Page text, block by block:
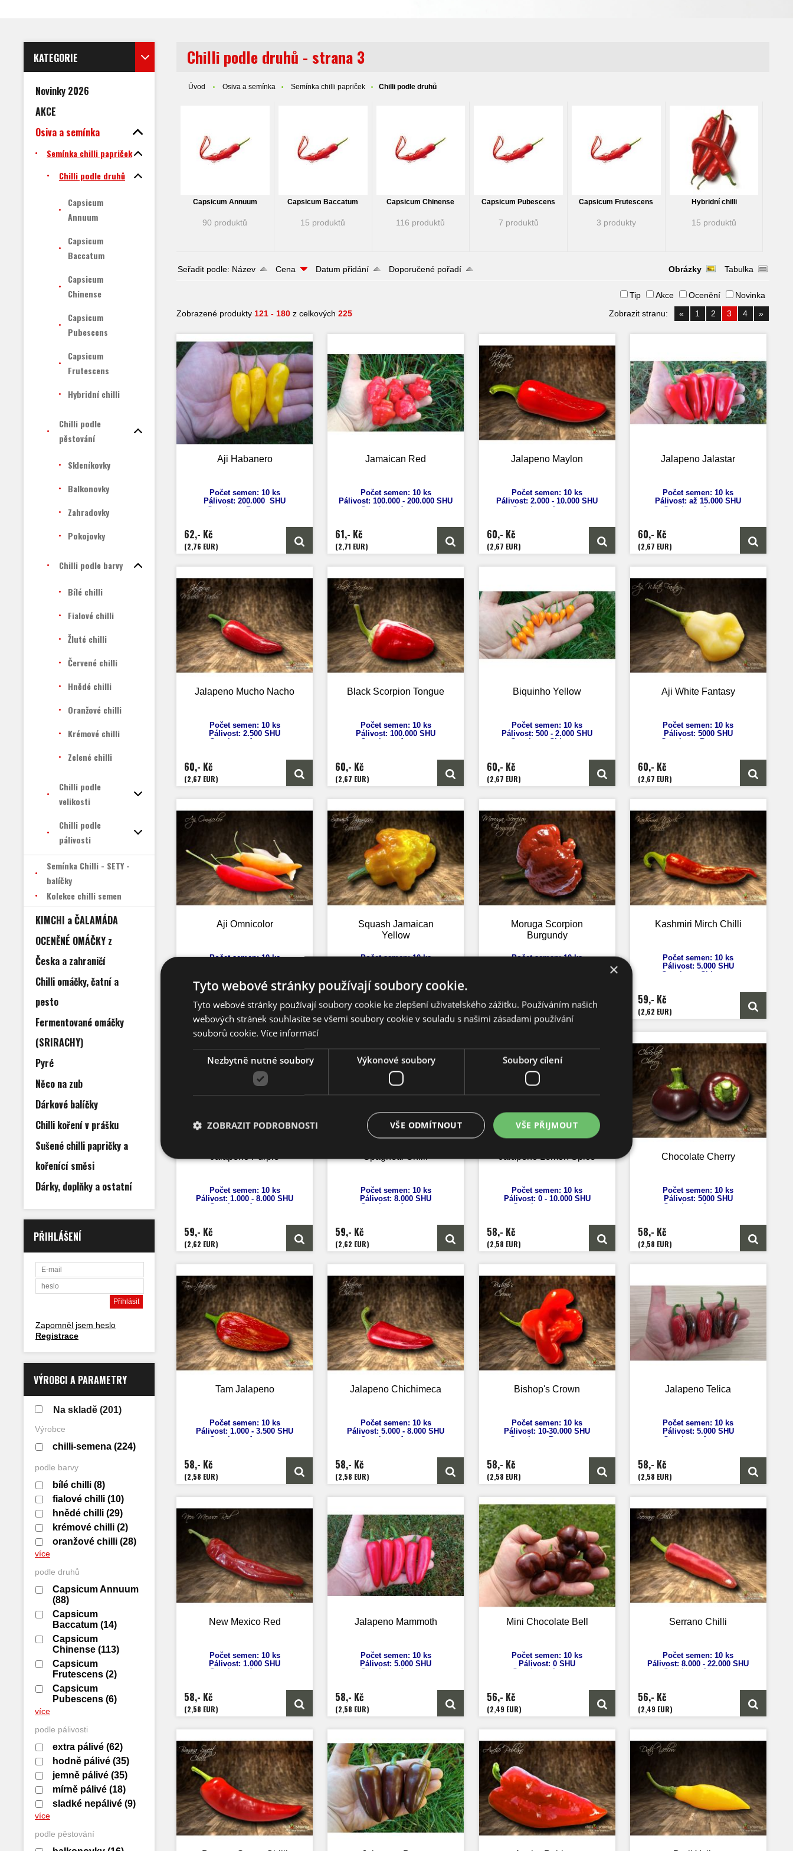
KATEGORIE
Novinky 2026
AKCE
Osiva a semínka
Semínka chilli papriček
Chilli podle druhů
Capsicum
Annuum
Capsicum
Baccatum
Capsicum
Chinense
Capsicum
Pubescens
Capsicum
Frutescens
Hybridní chilli
Chilli podle
pěstování
Skleníkovky
Balkonovky
Zahradovky
Pokojovky
Chilli podle barvy
Bílé chilli
Fialové chilli
Žluté chilli
Červené chilli
Hnědé chilli
Oranžové chilli
Krémové chilli
Zelené chilli
Chilli podle
velikosti
Chilli podle
pálivosti
Semínka Chilli - SETY -
balíčky
Kolekce chilli semen
KIMCHI a ČALAMÁDA
OCENĚNÉ OMÁČKY z
Česka a zahraničí
Chilli omáčky, čatní a
pesto
Fermentované omáčky
(SRIRACHY)
Pyré
Něco na zub
Dárkové balíčky
Chilli koření v prášku
Sušené chilli papričky a
kořenící směsi
Dárky, doplňky a ostatní
PŘIHLÁŠENÍ
Zapomněl jsem heslo
Registrace
VÝROBCI A PARAMETRY
Na skladě (201)
Výrobce
chilli-semena (224)
podle barvy
bílé chilli (8)
fialové chilli (10)
hnědé chilli (29)
krémové chilli (2)
oranžové chilli (28)
více
podle druhů
Capsicum Annuum
(88)
Capsicum
Baccatum (14)
Capsicum
Chinense (113)
Capsicum
Frutescens (2)
Capsicum
Pubescens (6)
více
podle pálivosti
extra pálivé (62)
hodně pálivé (35)
jemně pálivé (35)
mírně pálivé (18)
sladké nepálivé (9)
více
podle pěstování
Chilli podle druhů - strana 3
Úvod Osiva a semínka Semínka chilli papriček Chilli podle druhů
Capsicum Annuum
90 produktů
Capsicum Baccatum
15 produktů
Capsicum Chinense
116 produktů
Capsicum Pubescens
7 produktů
Capsicum Frutescens
3 produkty
Hybridní chilli
15 produktů
Seřadit podle: Název Cena Datum přidání Doporučené pořadí Obrázky Tabulka
Tip Akce Ocenění
Novinka
Zobrazené produkty 121 - 180 z celkových225 Zobrazit stranu: « 1 2 3 4 »
Aji Habanero
Počet semen: 10 ks
Pálivost: 200.000 SHU
Capsicum Baccatum
Velikost plodů: 4 - 6 cm
Původ: Kostarika (Kuba)
62,- Kč
(2,76 EUR)
Jamaican Red
Počet semen: 10 ks
Pálivost: 100.000 - 200.000 SHU
Capsicum
Annuum
Velikost plodů: 4 - 7 cm
61,- Kč
(2,71 EUR)
Jalapeno Maylon
Počet semen: 10 ks
Pálivost: 2.000 -10.000 SHU
Capsicum
Annuum
Velikost plodů: až 12 cm
Původ: Mexiko
60,- Kč
(2,67 EUR)
Jalapeno Jalastar
Počet semen: 10 ks
Pálivost: až 15.000 SHU
Capsicum Annuum
Původ: Mexico
60,- Kč
(2,67 EUR)
Jalapeno Mucho Nacho
Počet semen: 10 ks
Pálivost:2.500 SHU
Capsicum
Annuum
Velikost plodů: 7-10 cm
60,- Kč
(2,67 EUR)
Black Scorpion Tongue
Počet semen: 10 ks
Pálivost: 100.000 SHU
Capsicum
Annuum
60,- Kč
(2,67 EUR)
Biquinho Yellow
Počet semen: 10 ks
Pálivost: 500 - 2.000 SHU
Capsicum Chinense
Velikost plodů: 2 - 3 cm
Zrání: 90 - 100 dnů
Původ: Brazílie
60,- Kč
(2,67 EUR)
Aji White Fantasy
Počet semen: 10 ks
Pálivost: 5000 SHU
Capsicum Baccatum
Původ: Kanárské ostrovy
60,- Kč
(2,67 EUR)
Aji Omnicolor
Počet semen: 10 ks
Výška: 70 cm
Velikost plodů: 7 cm
Zrání: 80 dnů
Původ: Peru
59,- Kč
(2,62 EUR)
Squash Jamaican
Yellow
Počet semen: 10 ks
Výška: 60 cm
Velikost plodu: 7 cm
Zrání: 80 dnů
Původ: Jamajka
59,- Kč
(2,62 EUR)
Moruga Scorpion
Burgundy
Počet semen: 10 ks
Zrání: 100 dnů
Původ: UK
od59,- Kč
(2,62 EUR)
Kashmiri Mirch Chilli
Počet semen: 10 ks
Pálivost: 5.000 SHU
Capsicum Chinense
59,- Kč
(2,62 EUR)
Jalapeno Purple
Počet semen: 10 ks
Pálivost:1.000 - 8.000 SHU
Capsicum
Annuum
Původ: Mexiko
59,- Kč
(2,62 EUR)
Spaghetti Chilli
Počet semen: 10 ks
Pálivost: 8.000 SHU
Capsicum
Annuum
Velikost plodů: 10 - 20 cm
Původ: Evropa
59,- Kč
(2,62 EUR)
Jalapeno Lemon Spice
Počet semen: 10 ks
Pálivost: 0 - 10.000SHU
Capsicum annuum
Velikost plodů: 4 - 6 cm
Původ: Nové Mexiko
58,- Kč
(2,58 EUR)
Chocolate Cherry
Počet semen: 10 ks
Pálivost: 5000 SHU
Capsicum Annuum
Velikost plodů: 4 až 6 cm
58,- Kč
(2,58 EUR)
Tam Jalapeno
Počet semen: 10 ks
Pálivost: 1.000 -3.500 SHU
Capsicum
Annuum
58,- Kč
(2,58 EUR)
Jalapeno Chichimeca
Počet semen: 10 ks
Pálivost:5.000 - 8.000 SHU
Capsicum
Annuum
58,- Kč
(2,58 EUR)
Bishop's Crown
Počet semen: 10 ks
Pálivost: 10-30.000 SHU
Capsicum Baccatum
Původ: Barbados
58,- Kč
(2,58 EUR)
Jalapeno Telica
Počet semen: 10 ks
Pálivost: 5.000SHU
Capsicum
Annuum
Velikost plodů: 5 - 10 cm
Původ: Amerika
58,- Kč
(2,58 EUR)
New Mexico Red
Počet semen: 10 ks
Pálivost: 1.000 SHU
Capsicum Annuum
Původ: Mexico
58,- Kč
(2,58 EUR)
Jalapeno Mammoth
Počet semen: 10 ks
Pálivost:5.000 SHU
Capsicum
Annuum
Původ: Amerika
58,- Kč
(2,58 EUR)
Mini Chocolate Bell
Počet semen: 10 ks
Pálivost:0 SHU
Capsicum
Annuum
Velikost plodů: 3 - 4 cm
56,- Kč
(2,49 EUR)
Serrano Chilli
Počet semen: 10 ks
Pálivost: 8.000 - 22.000 SHU
Capsicum Annuum
Původ: Mexiko
56,- Kč
(2,49 EUR)
×
Tyto webové stránky používají soubory cookie.
Tyto webové stránky používají soubory cookie ke zlepšení uživatelského zážitku. Používáním našich
webových stránek souhlasíte se všemi soubory cookie v souladu s našimi zásadami používání
souborů cookie. Více informací
Nezbytně nutné soubory Výkonové soubory Soubory cílení
VŠE PŘIJMOUT
VŠE ODMÍTNOUT
ZOBRAZIT PODROBNOSTI